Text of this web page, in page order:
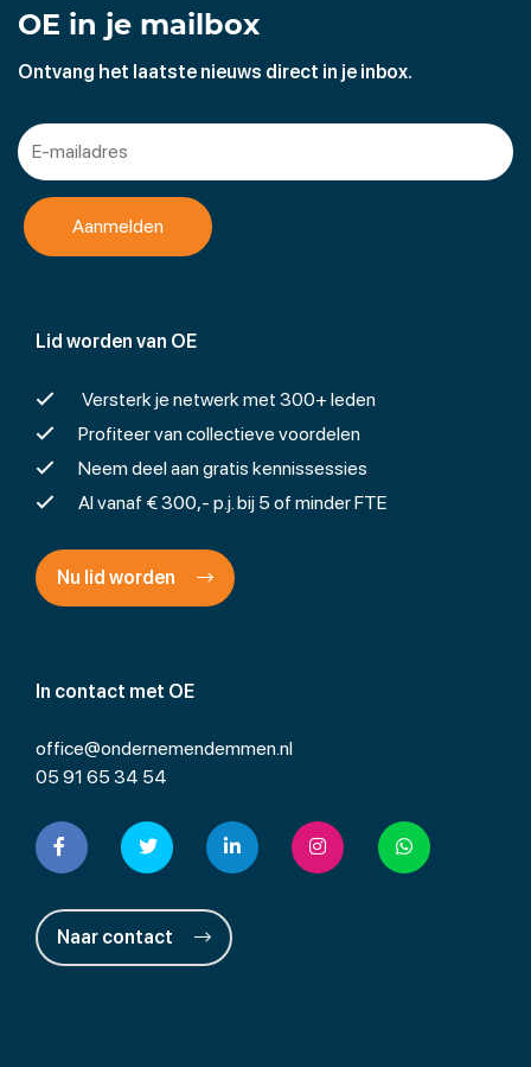
In contact met OE
office@ondernemendemmen.nl
05 91 65 34 54
Naar contact
Lid worden van OE
Versterk je netwerk met 300+ leden
Profiteer van collectieve voordelen
Neem deel aan gratis kennissessies
Al vanaf € 300,- p.j. bij 5 of minder FTE
Nu lid worden
OE in je mailbox
Ontvang het laatste nieuws direct in je inbox.